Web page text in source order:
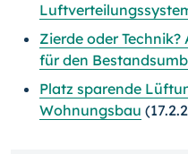
Zierde oder
für den
Platz sparende
Wohnungsbau